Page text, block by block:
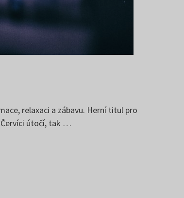
relaxaci a zábavu. Herní titul pro
Červíci útočí, tak …